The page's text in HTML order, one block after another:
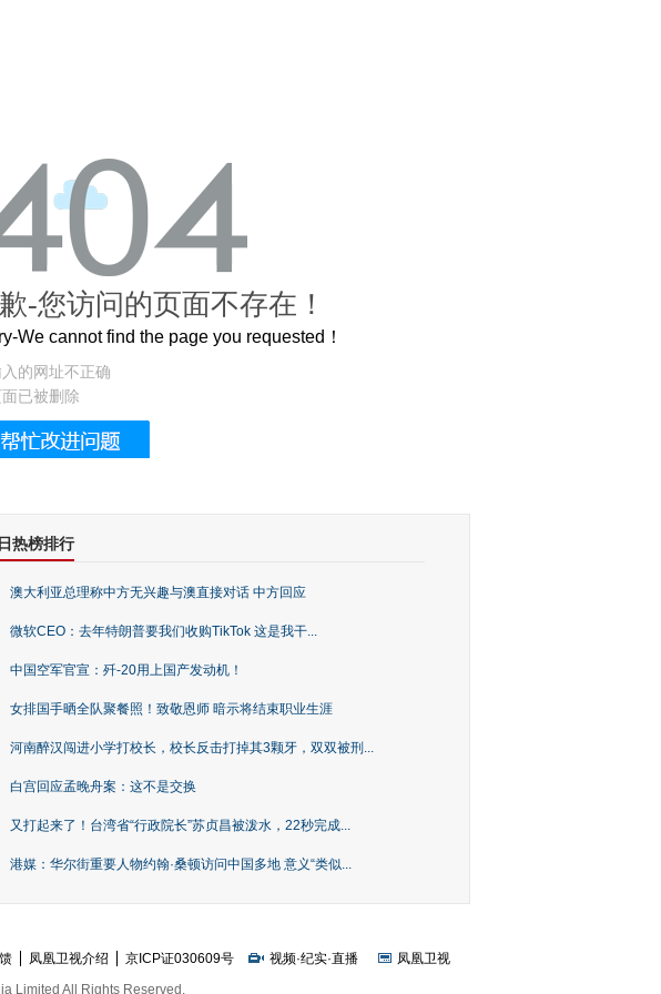
-您访问的页面不存在！
We cannot find the page you requested！
的网址不正确
已被删除
热榜排行
澳大利亚总理称中方无兴趣与澳直接对话 中方回应
微软CEO：去年特朗普要我们收购TikTok 这是我干...
中国空军官宣：歼-20用上国产发动机！
女排国手晒全队聚餐照！致敬恩师 暗示将结束职业生涯
河南醉汉闯进小学打校长，校长反击打掉其3颗牙，双双被刑...
白宫回应孟晚舟案：这不是交换
又打起来了！台湾省“行政院长”苏贞昌被泼水，22秒完成...
港媒：华尔街重要人物约翰·桑顿访问中国多地 意义“类似...
凤凰卫视介绍 京ICP证030609号 视频·纪实·直播
凤凰卫视
Limited All Rights Reserved.